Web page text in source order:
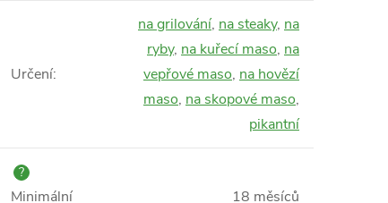
Určení:
na grilování, na steaky, na
ryby, na kuřecí maso, na
vepřové maso, na hovězí
maso, na skopové maso,
pikantní
?
Minimální
18 měsíců